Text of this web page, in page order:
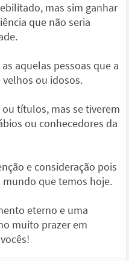
mas sim ganhar
que não seria
aquelas pessoas que a
ou idosos.
títulos, mas se tiverem
ou conhecedores da
e consideração pois
que temos hoje.
eterno e uma
muito prazer em